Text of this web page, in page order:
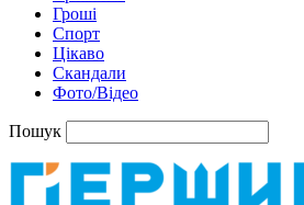
Гроші
Спорт
Цікаво
Скандали
Фото/Відео
Пошук